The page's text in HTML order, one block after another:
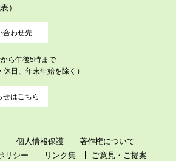
）
合わせ先
ら午後5時まで
休日、年末年始を除く）
せはこちら
個人情報保護
著作権について
リシー
リンク集 ご意見・ご提案